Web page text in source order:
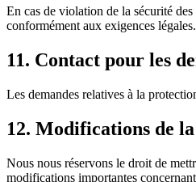
En cas de violation de la sécurité
conformément aux exigences légales.
11. Contact pour les
Les demandes relatives à la
12. Modifications de
Nous nous réservons le droit de
modifications importantes